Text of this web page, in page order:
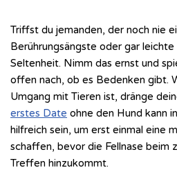
Triffst du jemanden, der noch nie
Berührungsängste oder gar
Seltenheit. Nimm das ernst und
offen nach, ob es Bedenken gibt.
Umgang mit Tieren ist, dränge
erstes Date ohne den Hund kann
hilfreich sein, um erst einmal eine
schaffen, bevor die Fellnase beim
Treffen hinzukommt.